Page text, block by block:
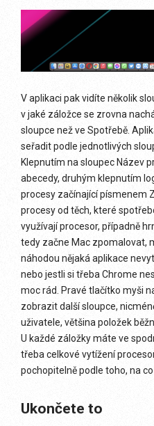
V aplikaci pak vidíte několik
v jaké záložce se zrovna
sloupce než ve Spotřebě.
seřadit podle jednotlivých
Klepnutím na sloupec Název
abecedy, druhým klepnutím
procesy začínající písmenem
procesy od těch, které
využívají procesor, případně
tedy začne Mac zpomalovat,
náhodou nějaká aplikace
nebo jestli si třeba Chrome
moc rád. Pravé tlačítko myši
zobrazit další sloupce,
uživatele, většina položek
U každé záložky máte ve
třeba celkové vytížení
pochopitelně podle toho, na
Ukončete to